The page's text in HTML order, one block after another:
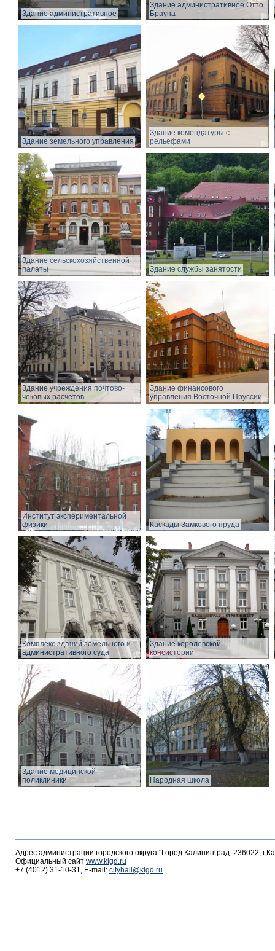
Здание административное
Здание административное Отто
Брауна
Здание земельного управления
Здание комендатуры с
рельефами
Здание сельскохозяйственной
палаты
Здание службы занятости
Здание учреждения почтово-
чековых расчетов
Здание финансового
управления Восточной Пруссии
Институт экспериментальной
физики
Каскады Замкового пруда
Комплекс зданий земельного и
административного суда
Здание королевской
консистории
Здание медицинской
поликлиники
Народная школа
Адрес администрации городского округа "Город Калининград: 236022,
Официальный сайт www.klgd.ru
+7 (4012) 31-10-31, E-mail: cityhall@klgd.ru